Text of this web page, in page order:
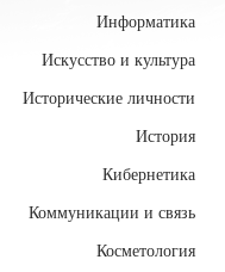
Информатика
Искусство и культура
Исторические личности
История
Кибернетика
Коммуникации и связь
Косметология